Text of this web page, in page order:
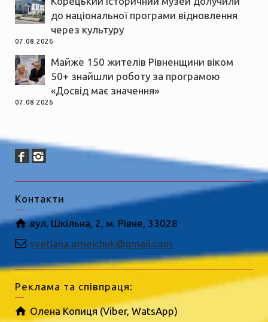
до національної програми відновлення
через культуру
07.08.2026
Майже 150 жителів Рівненщини віком
50+ знайшли роботу за програмою
«Досвід має значення»
07.08.2026
Контакти
вул. Шкільна, 2, м. Рівне, 33028
svetlana.omelchuk@gmail.com
Реклама та співпраця:
Олена Копиця (Viber, WatsApp)